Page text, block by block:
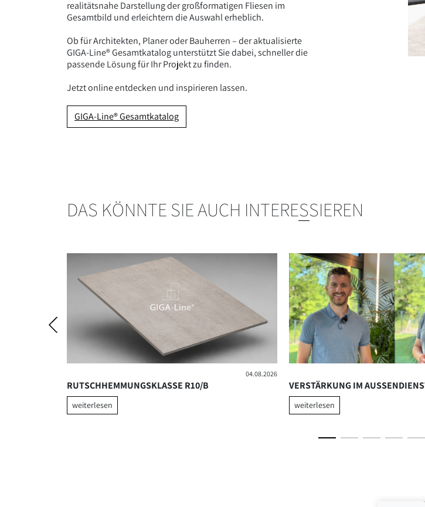
realitätsnahe Darstellung der großformatigen Fliesen im
Gesamtbild und erleichtern die Auswahl erheblich.
Ob für Architekten, Planer oder Bauherren – der aktualisierte
GIGA-Line® Gesamtkatalog unterstützt Sie dabei, schneller die
passende Lösung für Ihr Projekt zu finden.
Jetzt online entdecken und inspirieren lassen.
GIGA-Line® Gesamtkatalog
DAS KÖNNTE SIE AUCH INTERESSIEREN
04.08.2026
RUTSCHHEMMUNGSKLASSE R10/B
weiterlesen
VERSTÄRKUNG IM AUSSENDIENST
weiterlesen